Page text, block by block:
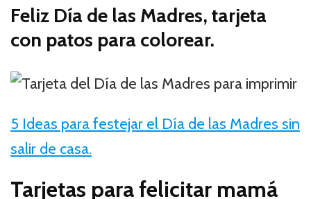
Feliz Día de las Madres, tarjeta
con patos para colorear.
5 Ideas para festejar el Día de las Madres sin
salir de casa.
Tarjetas para felicitar mamá